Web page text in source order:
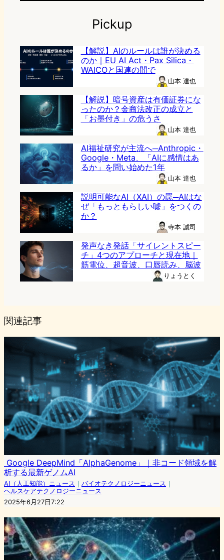
Pickup
【解説】AIのルールは誰が決める
のか｜EU AI Act・Pax Silica・
WAICOと国連の間で
山本 達也
【解説】暗号資産は有価証券にな
ったのか？金商法改正の成立と
「お墨付き」の危うさ
山本 達也
AI福祉研究が主流へ─Anthropic・
Google・Meta、「AIに感情はあ
るか」を問い始めた1年
山本 達也
説明可能なAI（XAI）の罠─AIはな
ぜ「もっともらしい嘘」をつくの
か？
寺本 誠司
発声なき発話「サイレントスピー
チ」4つのアプローチと現在地｜
筋電位、超音波、口唇読み、脳波
りょうとく
関連記事
Google DeepMind「AlphaGenome」｜非コード領域を解
析する最新ゲノムAI
AI（人工知能）ニュース ｜ バイオテクノロジーニュース ｜
ヘルスケアテクノロジーニュース
2025年6月27日7:22